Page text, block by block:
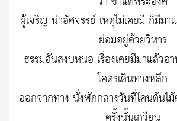
ผู้เจริญ น่าอัศจรรย์ เหตุไม่เคยมี ก็มีม
ย่อมอยู่ด้วยวิหาร
ธรรมอันสงบหนอ เรื่องเคยมีมาแล้วอ
โคตรเดินทางหลีก
ออกจากทาง นั่งพักกลางวันที่โคนต้นไ